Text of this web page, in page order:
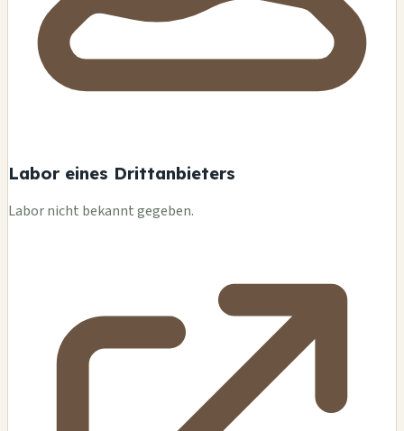
Labor eines Drittanbieters
Labor nicht bekannt gegeben.